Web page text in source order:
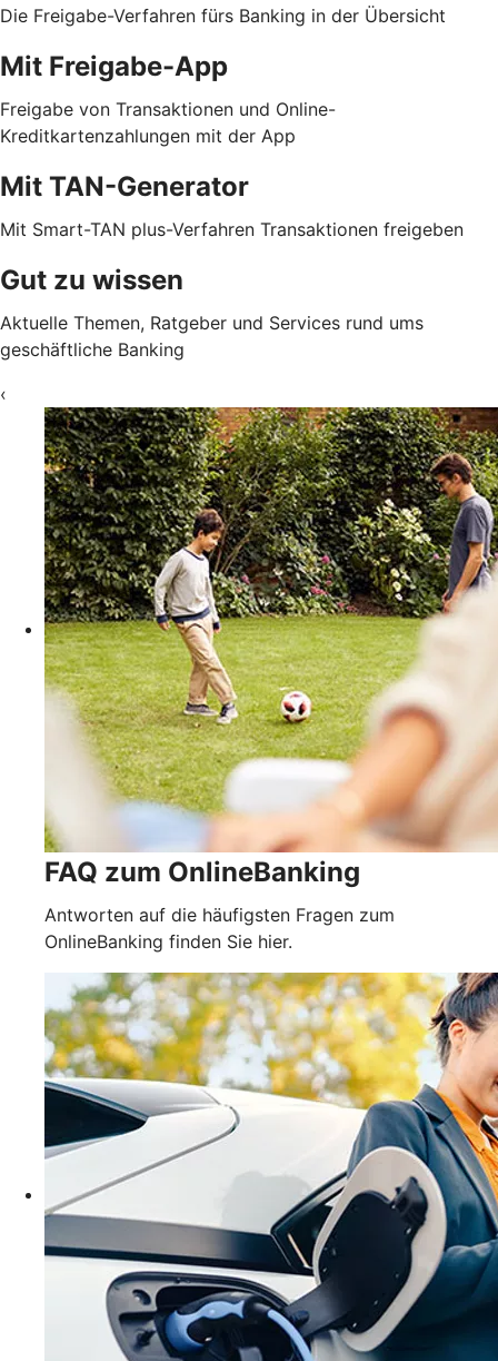
Die Freigabe-Verfahren fürs Banking in der Übersicht
Mit Freigabe-App
Freigabe von Transaktionen und Online-
Kreditkartenzahlungen mit der App
Mit TAN-Generator
Mit Smart-TAN plus-Verfahren Transaktionen freigeben
Gut zu wissen
Aktuelle Themen, Ratgeber und Services rund ums
geschäftliche Banking
‹
FAQ zum OnlineBanking
Antworten auf die häufigsten Fragen zum
OnlineBanking finden Sie hier.